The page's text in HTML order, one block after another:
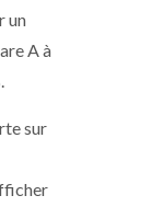
un
A à
sur